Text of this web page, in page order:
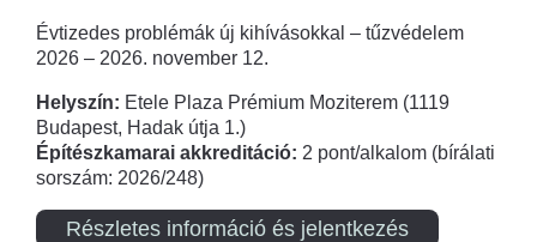
Évtizedes problémák új kihívásokkal – tűzvédelem
2026 – 2026. november 12.
Helyszín: Etele Plaza Prémium Moziterem (1119
Budapest, Hadak útja 1.)
Építészkamarai akkreditáció: 2 pont/alkalom (bírálati
sorszám: 2026/248)
Részletes információ és jelentkezés